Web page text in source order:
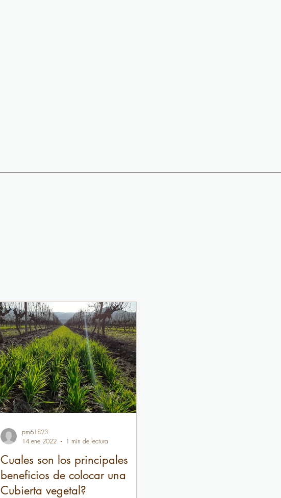
Cuales son los principales
beneficios de colocar una
Cubierta vegetal?
pm61823
14 ene 2022
1 min de lectura